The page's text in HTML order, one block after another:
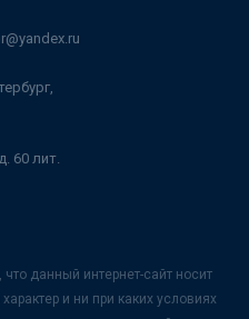
60 лит.
данный интернет-сайт носит
и ни при каких условиях